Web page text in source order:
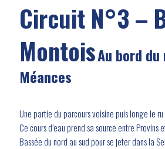
Circuit N°3 –
MontoisAu bord du
Méances
Une partie du parcours voisine puis longe le ru
Ce cours d’eau prend sa source entre Provins
Bassée du nord au sud pour se jeter dans la